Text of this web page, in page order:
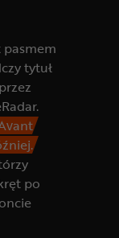
tytuł
po